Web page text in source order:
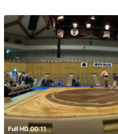
Full HD 00:11